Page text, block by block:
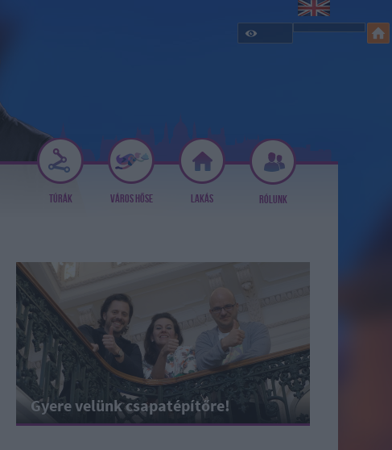
TÚRÁK VÁROS HŐSE LAKÁS RÓLUNK
Gyere velünk csapatépítőre!